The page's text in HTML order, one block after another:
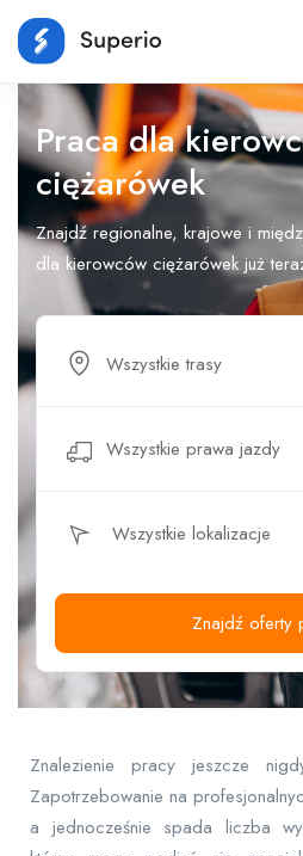
Praca dla
ciężarówek
Znajdź regionalne, krajowe i
dla kierowców ciężarówek już
Wszystkie trasy
Wszystkie prawa jazdy
Znajdź oferty
Znalezienie pracy jeszcze
Zapotrzebowanie na
a jednocześnie spada liczba